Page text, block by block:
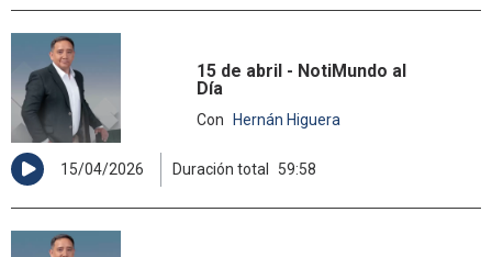
15 de abril - NotiMundo al
Día
Con Hernán Higuera
15/04/2026 Duración total 59:58